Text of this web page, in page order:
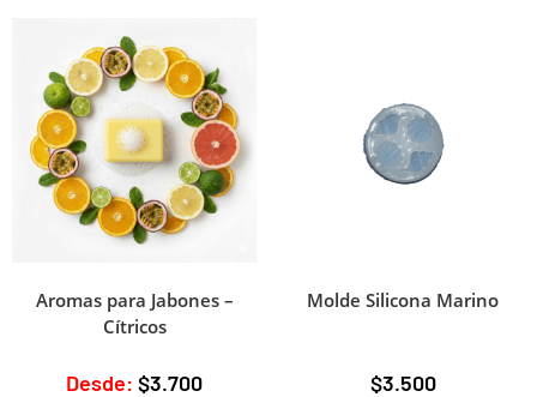
Aromas para Jabones –
Cítricos
Desde: $3.700
Molde Silicona Marino
$3.500